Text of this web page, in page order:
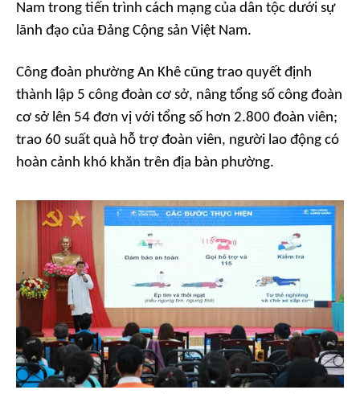
Nam trong tiến trình cách mạng của dân tộc dưới sự
lãnh đạo của Đảng Cộng sản Việt Nam.
Công đoàn phường An Khê cũng trao quyết định
thành lập 5 công đoàn cơ sở, nâng tổng số công đoàn
cơ sở lên 54 đơn vị với tổng số hơn 2.800 đoàn viên;
trao 60 suất quà hỗ trợ đoàn viên, người lao động có
hoàn cảnh khó khăn trên địa bàn phường.